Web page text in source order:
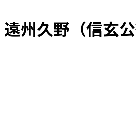
遠州久野（信玄